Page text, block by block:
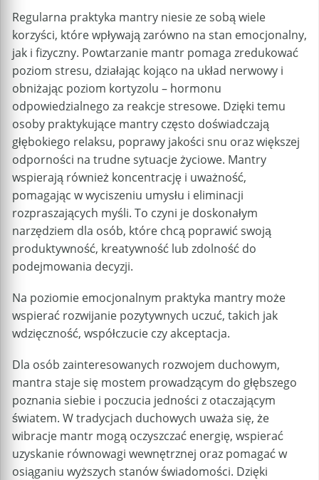
Regularna praktyka mantry niesie ze sobą wiele
korzyści, które wpływają zarówno na stan emocjonalny,
jak i fizyczny. Powtarzanie mantr pomaga zredukować
poziom stresu, działając kojąco na układ nerwowy i
obniżając poziom kortyzolu – hormonu
odpowiedzialnego za reakcje stresowe. Dzięki temu
osoby praktykujące mantry często doświadczają
głębokiego relaksu, poprawy jakości snu oraz większej
odporności na trudne sytuacje życiowe. Mantry
wspierają również koncentrację i uważność,
pomagając w wyciszeniu umysłu i eliminacji
rozpraszających myśli. To czyni je doskonałym
narzędziem dla osób, które chcą poprawić swoją
produktywność, kreatywność lub zdolność do
podejmowania decyzji.
Na poziomie emocjonalnym praktyka mantry może
wspierać rozwijanie pozytywnych uczuć, takich jak
wdzięczność, współczucie czy akceptacja.
Dla osób zainteresowanych rozwojem duchowym,
mantra staje się mostem prowadzącym do głębszego
poznania siebie i poczucia jedności z otaczającym
światem. W tradycjach duchowych uważa się, że
wibracje mantr mogą oczyszczać energię, wspierać
uzyskanie równowagi wewnętrznej oraz pomagać w
osiąganiu wyższych stanów świadomości. Dzięki